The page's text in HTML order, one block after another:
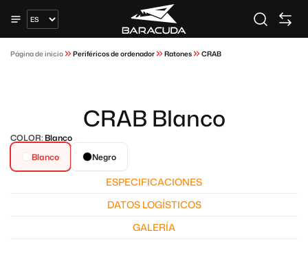
Página de inicio Periféricos de ordenador Ratones CRAB
CRAB Blanco
COLOR:Blanco
Blanco
Negro
ESPECIFICACIONES
DATOS LOGÍSTICOS
GALERÍA